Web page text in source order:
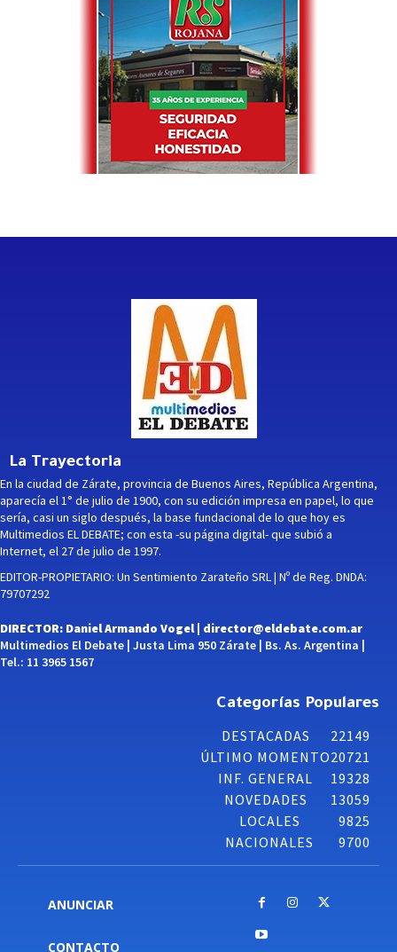
La Trayectoria
En la ciudad de Zárate, provincia de Buenos Aires, República Argentina,
aparecía el 1° de julio de 1900, con su edición impresa en papel, lo que
sería, casi un siglo después, la base fundacional de lo que hoy es
Multimedios EL DEBATE; con esta -su página digital- que subió a
Internet, el 27 de julio de 1997.
EDITOR-PROPIETARIO: Un Sentimiento Zarateño SRL | Nº de Reg. DNDA:
79707292
DIRECTOR: Daniel Armando Vogel | director@eldebate.com.ar
Multimedios El Debate | Justa Lima 950 Zárate | Bs. As. Argentina |
Tel.: 11 3965 1567
Categorías Populares
DESTACADAS
22149
ÚLTIMO MOMENTO20721
INF. GENERAL
19328
NOVEDADES
13059
LOCALES
9825
NACIONALES
9700
ANUNCIAR
CONTACTO